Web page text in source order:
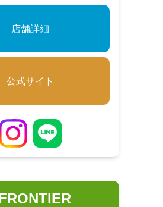
店舗詳細
公式サイト